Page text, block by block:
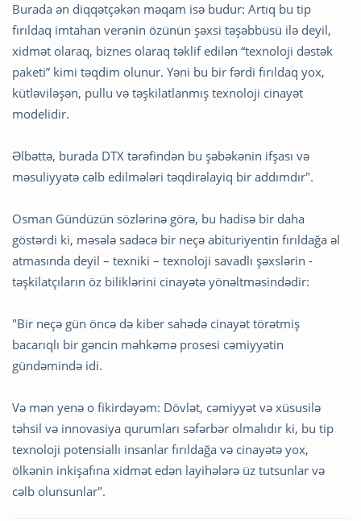
Burada ən diqqətçəkən məqam isə budur: Artıq bu tip
fırıldaq imtahan verənin özünün şəxsi təşəbbüsü ilə deyil,
xidmət olaraq, biznes olaraq təklif edilən “texnoloji dəstək
paketi” kimi təqdim olunur. Yəni bu bir fərdi fırıldaq yox,
kütləviləşən, pullu və təşkilatlanmış texnoloji cinayət
modelidir.
Əlbəttə, burada DTX tərəfindən bu şəbəkənin ifşası və
məsuliyyətə cəlb edilmələri təqdirəlayiq bir addımdır".
Osman Gündüzün sözlərinə görə, bu hadisə bir daha
göstərdi ki, məsələ sadəcə bir neçə abituriyentin fırıldağa əl
atmasında deyil – texniki – texnoloji savadlı şəxslərin -
təşkilatçıların öz biliklərini cinayətə yönəltməsindədir:
"Bir neçə gün öncə də kiber sahədə cinayət törətmiş
bacarıqlı bir gəncin məhkəmə prosesi cəmiyyətin
gündəmində idi.
Və mən yenə o fikirdəyəm: Dövlət, cəmiyyət və xüsusilə
təhsil və innovasiya qurumları səfərbər olmalıdır ki, bu tip
texnoloji potensiallı insanlar fırıldağa və cinayətə yox,
ölkənin inkişafına xidmət edən layihələrə üz tutsunlar və
cəlb olunsunlar".